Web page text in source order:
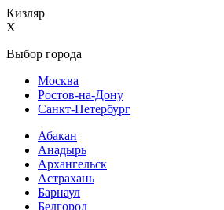
Кизляр
X
Выбор города
Москва
Ростов-на-Дону
Санкт-Петербург
Абакан
Анадырь
Архангельск
Астрахань
Барнаул
Белгород